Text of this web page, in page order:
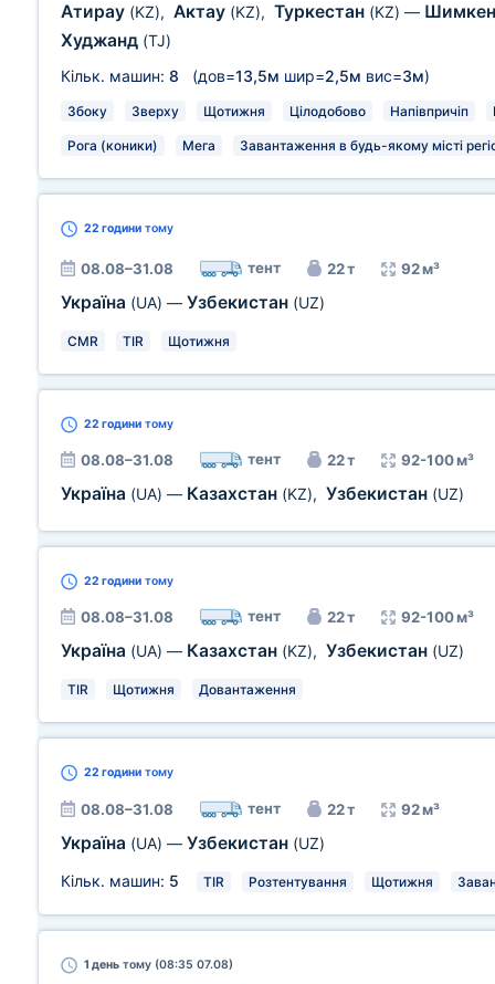
Атирау (KZ), Актау (KZ), Туркестан (KZ) —
Худжанд (TJ)
Кільк. машин: 8 (дов=13,5м шир=2,5м вис=3м)
Збоку Зверху Щотижня Цілодобово Напівпричіп
Рога (коники) Мега Завантаження в будь-якому місті
22 години тому
08.08–31.08 тент 22 т 92 м³
Україна (UA) — Узбекистан (UZ)
CMR TIR Щотижня
22 години тому
08.08–31.08 тент 22 т 92-100 м³
Україна (UA) — Казахстан (KZ), Узбекистан (UZ)
22 години тому
08.08–31.08 тент 22 т 92-100 м³
Україна (UA) — Казахстан (KZ), Узбекистан (UZ)
TIR Щотижня Довантаження
22 години тому
08.08–31.08 тент 22 т 92 м³
Україна (UA) — Узбекистан (UZ)
Кільк. машин: 5 TIR Розтентування Щотижня
1 день тому (08:35 07.08)